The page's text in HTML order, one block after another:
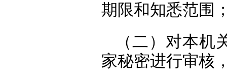
期限和知悉范围
（二）对本
家秘密进行审核